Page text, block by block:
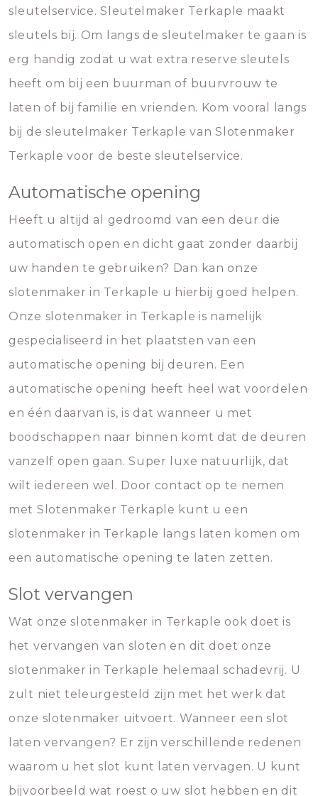
sleutelservice. Sleutelmaker Terkaple maakt
sleutels bij. Om langs de sleutelmaker te gaan is
erg handig zodat u wat extra reserve sleutels
heeft om bij een buurman of buurvrouw te
laten of bij familie en vrienden. Kom vooral langs
bij de sleutelmaker Terkaple van Slotenmaker
Terkaple voor de beste sleutelservice.
Automatische opening
Heeft u altijd al gedroomd van een deur die
automatisch open en dicht gaat zonder daarbij
uw handen te gebruiken? Dan kan onze
slotenmaker in Terkaple u hierbij goed helpen.
Onze slotenmaker in Terkaple is namelijk
gespecialiseerd in het plaatsten van een
automatische opening bij deuren. Een
automatische opening heeft heel wat voordelen
en één daarvan is, is dat wanneer u met
boodschappen naar binnen komt dat de deuren
vanzelf open gaan. Super luxe natuurlijk, dat
wilt iedereen wel. Door contact op te nemen
met Slotenmaker Terkaple kunt u een
slotenmaker in Terkaple langs laten komen om
een automatische opening te laten zetten.
Slot vervangen
Wat onze slotenmaker in Terkaple ook doet is
het vervangen van sloten en dit doet onze
slotenmaker in Terkaple helemaal schadevrij. U
zult niet teleurgesteld zijn met het werk dat
onze slotenmaker uitvoert. Wanneer een slot
laten vervangen? Er zijn verschillende redenen
waarom u het slot kunt laten vervagen. U kunt
bijvoorbeeld wat roest o uw slot hebben en dit